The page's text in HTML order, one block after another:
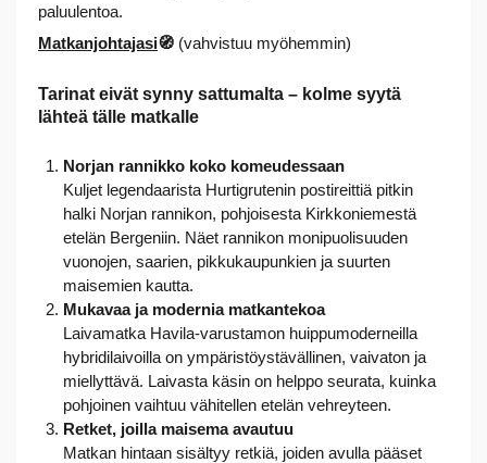
paluulentoa.
Matkanjohtajasi🧭 (vahvistuu myöhemmin)
Tarinat eivät synny sattumalta – kolme syytä
lähteä tälle matkalle
Norjan rannikko koko komeudessaan
Kuljet legendaarista Hurtigrutenin postireittiä pitkin
halki Norjan rannikon, pohjoisesta Kirkkoniemestä
etelän Bergeniin. Näet rannikon monipuolisuuden
vuonojen, saarien, pikkukaupunkien ja suurten
maisemien kautta.
Mukavaa ja modernia matkantekoa
Laivamatka Havila-varustamon huippumoderneilla
hybridilaivoilla on ympäristöystävällinen, vaivaton ja
miellyttävä. Laivasta käsin on helppo seurata, kuinka
pohjoinen vaihtuu vähitellen etelän vehreyteen.
Retket, joilla maisema avautuu
Matkan hintaan sisältyy retkiä, joiden avulla pääset